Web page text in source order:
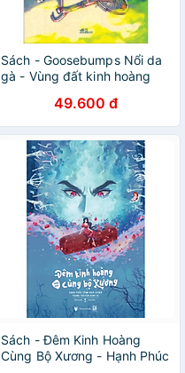
Sách - Goosebumps Nổi da
gà - Vùng đất kinh hoàng
49.600 đ
Sách - Đêm Kinh Hoàng
Cùng Bộ Xương - Hạnh Phúc